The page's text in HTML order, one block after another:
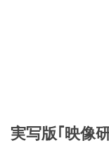
実写版｢映像